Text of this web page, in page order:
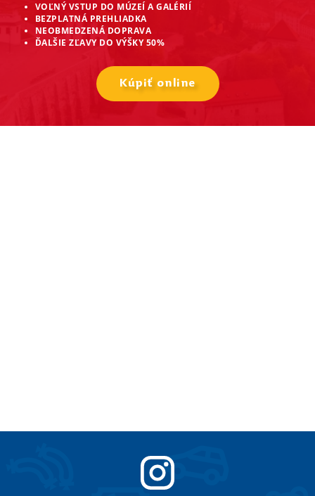
VOĽNÝ VSTUP DO MÚZEÍ A GALÉRIÍ
BEZPLATNÁ PREHLIADKA
NEOBMEDZENÁ DOPRAVA
ĎALŠIE ZĽAVY DO VÝŠKY 50%
Kúpiť online